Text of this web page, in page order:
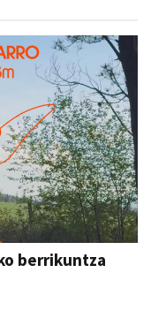
berrikuntza